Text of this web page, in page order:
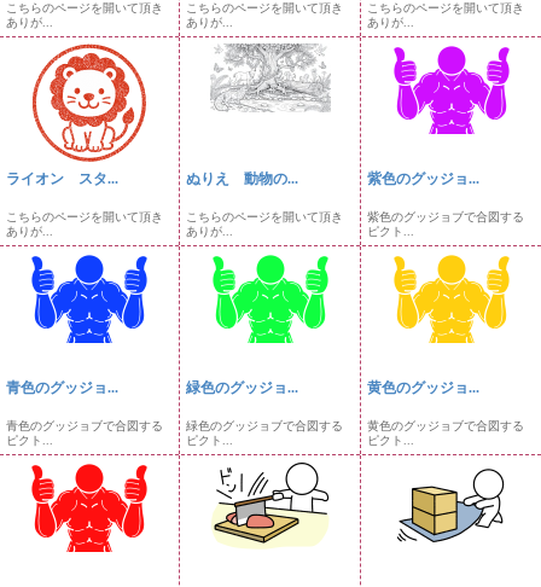
こちらのページを開いて頂き
ありが...
こちらのページを開いて頂き
ありが...
こちらのページを開いて頂き
ありが...
ライオン スタ...
こちらのページを開いて頂き
ありが...
ぬりえ 動物の...
こちらのページを開いて頂き
ありが...
紫色のグッジョ...
紫色のグッジョブで合図する
ピクト...
青色のグッジョ...
青色のグッジョブで合図する
ピクト...
緑色のグッジョ...
緑色のグッジョブで合図する
ピクト...
黄色のグッジョ...
黄色のグッジョブで合図する
ピクト...